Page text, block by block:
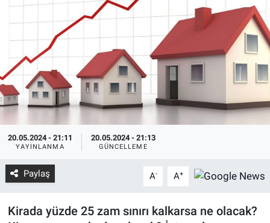
20.05.2024 - 21:11
YAYINLANMA
20.05.2024 - 21:13
GÜNCELLEME
Paylaş A- A+
Kirada yüzde 25 zam sınırı kalkarsa ne olacak?